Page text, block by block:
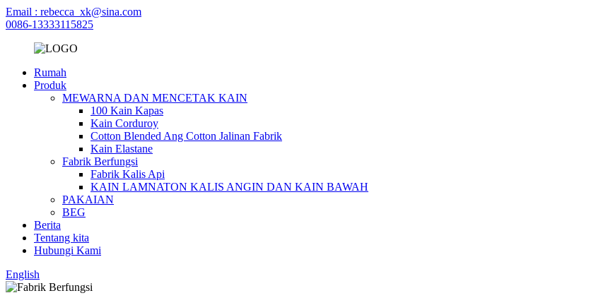
Email : rebecca_xk@sina.com
0086-13333115825
Rumah
Produk
MEWARNA DAN MENCETAK KAIN
100 Kain Kapas
Kain Corduroy
Cotton Blended Ang Cotton Jalinan Fabrik
Kain Elastane
Fabrik Berfungsi
Fabrik Kalis Api
KAIN LAMNATON KALIS ANGIN DAN KAIN BAWAH
PAKAIAN
BEG
Berita
Tentang kita
Hubungi Kami
English